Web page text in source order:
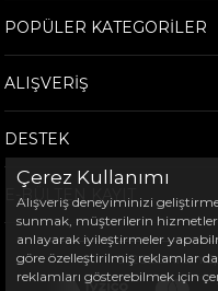
POPÜLER KATEGORİLER
ALIŞVERİŞ
DESTEK
E-BÜLTEN KAYIT
©2026Arem
Çerez Kullanımı
Alışveriş deneyiminizi
sunmak, müşterilerin
anlayarak iyileştirmeler
göre özelleştirilmiş reklamlar
reklamları gösterebilmek için